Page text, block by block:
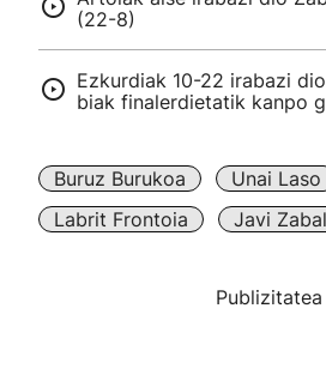
(22-8)
Ezkurdiak 10-22 irabazi
biak finalerdietatik kanpo
Buruz Burukoa
Unai Laso
Labrit Frontoia
Javi
Publizitatea